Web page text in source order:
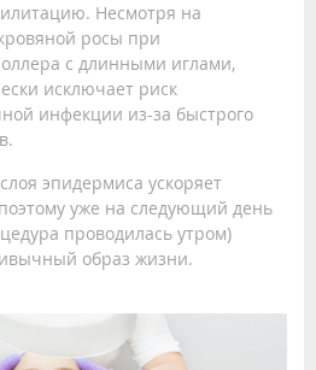
Несмотря на
росы при
с длинными иглами,
исключает риск
инфекции из-за быстрого
эпидермиса ускоряет
уже на следующий день
проводилась утром)
образ жизни.